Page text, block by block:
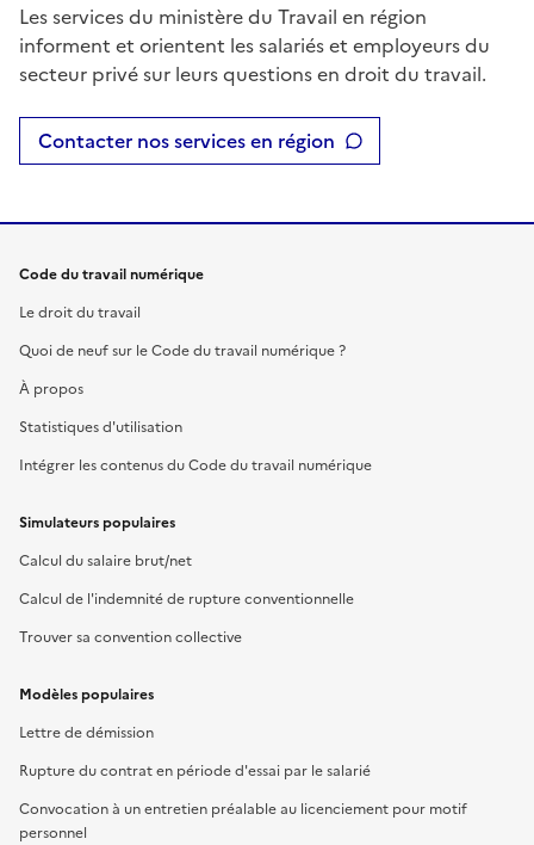
Les services du ministère du Travail en région
informent et orientent les salariés et employeurs du
secteur privé sur leurs questions en droit du travail.
Contacter nos services en région
Code du travail numérique
Le droit du travail
Quoi de neuf sur le Code du travail numérique ?
À propos
Statistiques d'utilisation
Intégrer les contenus du Code du travail numérique
Simulateurs populaires
Calcul du salaire brut/net
Calcul de l'indemnité de rupture conventionnelle
Trouver sa convention collective
Modèles populaires
Lettre de démission
Rupture du contrat en période d'essai par le salarié
Convocation à un entretien préalable au licenciement pour motif
personnel